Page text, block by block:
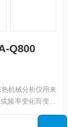
Q800
机械分析仪用来
频率变化而变化
固性材料、复合